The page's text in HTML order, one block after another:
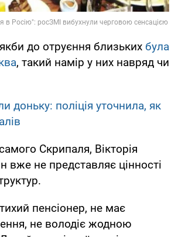
до отруєння близьких була
, такий намір у них навряд чи
доньку: поліція уточнила, як
Скрипаля, Вікторія
вже не представляє цінності
пенсіонер, не має
не володіє жодною